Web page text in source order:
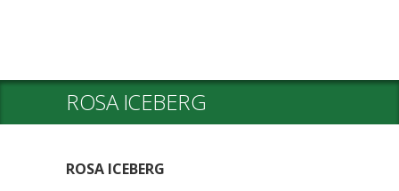
ROSA ICEBERG
ROSA ICEBERG